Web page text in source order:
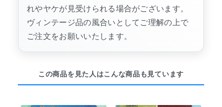
れやヤケが見受けられる場合がございます。
ヴィンテージ品の風合いとしてご理解の上で
ご注文をお願いいたします。
この商品を見た人はこんな商品も見ています